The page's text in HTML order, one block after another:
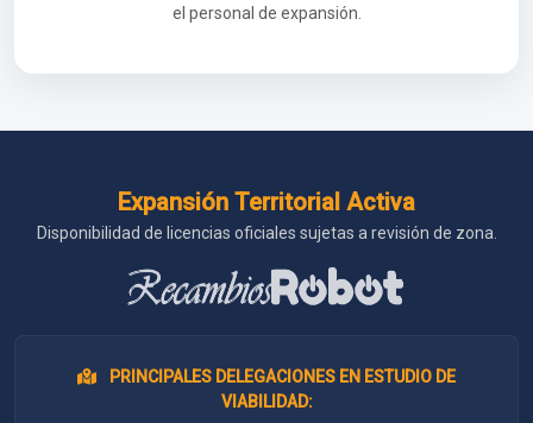
el personal de expansión.
Expansión Territorial Activa
Disponibilidad de licencias oficiales sujetas a revisión de zona.
PRINCIPALES DELEGACIONES EN ESTUDIO DE
VIABILIDAD: